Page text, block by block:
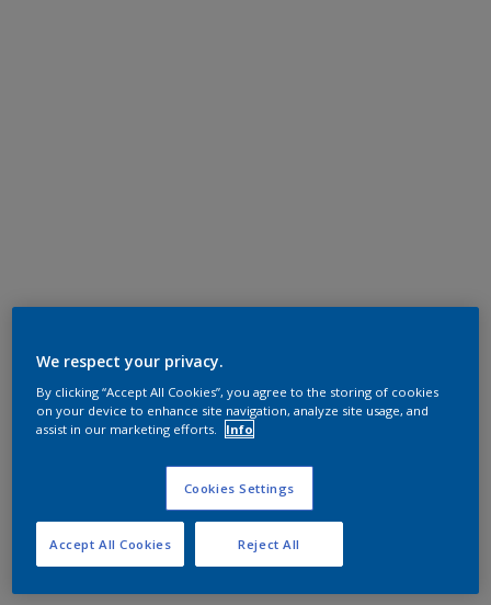
We respect your privacy.
By clicking “Accept All Cookies”, you agree to the storing of cookies
on your device to enhance site navigation, analyze site usage, and
assist in our marketing efforts.
Info
Cookies Settings
Reject All
Accept All Cookies